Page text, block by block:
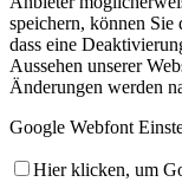
Angebote
speichern, können Sie
dass eine
Aussehen unserer
Änderungen werden
Google Webfont
Hier klicken, um